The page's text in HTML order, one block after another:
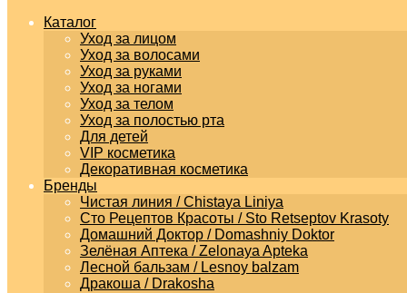
Каталог
Уход за лицом
Уход за волосами
Уход за руками
Уход за ногами
Уход за телом
Уход за полостью рта
Для детей
VIP косметика
Декоративная косметика
Бренды
Чистая линия / Chistaya Liniya
Сто Рецептов Красоты / Sto Retseptov Krasoty
Домашний Доктор / Domashniy Doktor
Зелёная Аптека / Zelonaya Apteka
Лесной бальзам / Lesnoy balzam
Дракоша / Drakosha